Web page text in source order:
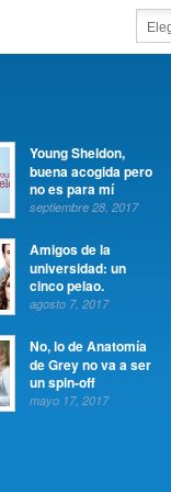
Young Sheldon,
buena acogida pero
no es para mí
septiembre 28, 2017
Amigos de la
universidad: un
cinco pelao.
agosto 7, 2017
No, lo de Anatomía
de Grey no va a ser
un spin-off
mayo 17, 2017